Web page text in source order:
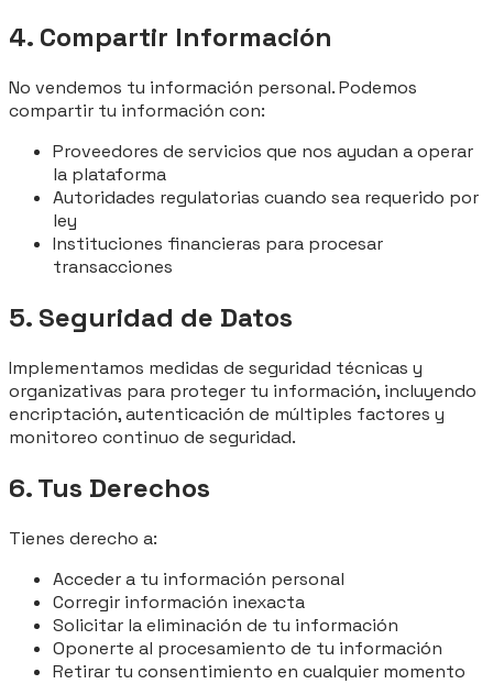
4. Compartir Información
No vendemos tu información personal. Podemos
compartir tu información con:
Proveedores de servicios que nos ayudan a operar
la plataforma
Autoridades regulatorias cuando sea requerido por
ley
Instituciones financieras para procesar
transacciones
5. Seguridad de Datos
Implementamos medidas de seguridad técnicas y
organizativas para proteger tu información, incluyendo
encriptación, autenticación de múltiples factores y
monitoreo continuo de seguridad.
6. Tus Derechos
Tienes derecho a:
Acceder a tu información personal
Corregir información inexacta
Solicitar la eliminación de tu información
Oponerte al procesamiento de tu información
Retirar tu consentimiento en cualquier momento